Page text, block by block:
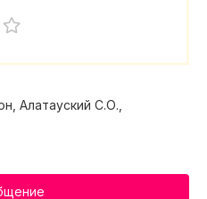
Алатауский С.О.,